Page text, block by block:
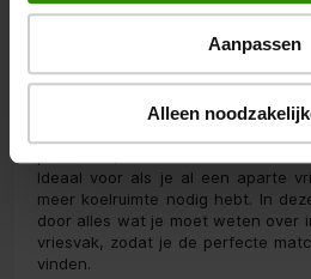
Aanpassen
Alleen
Ontdek de voordelen van puur
Op zoek naar een
inbouwkoelkast zonder vriesvak
iedereen die op zoek is naar
Ideaal voor als je al een aparte
meer koelruimte nodig hebt. In
door alles wat je moet weten over
vriesvak, zodat je de perfecte
vinden.